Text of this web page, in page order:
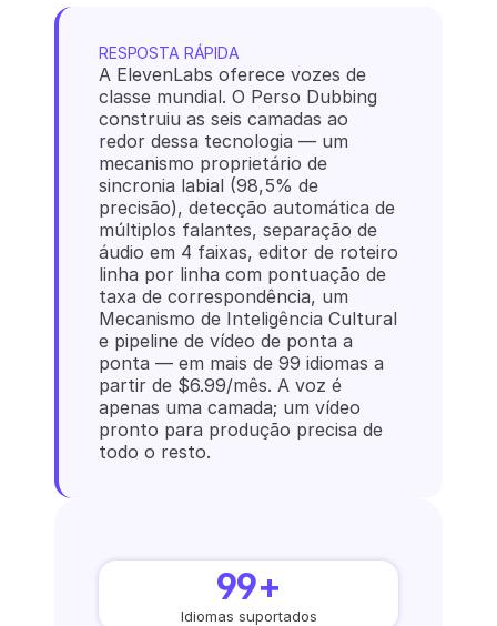
RESPOSTA RÁPIDA
A ElevenLabs oferece vozes de
classe mundial. O Perso Dubbing
construiu as seis camadas ao
redor dessa tecnologia — um
mecanismo proprietário de
sincronia labial (98,5% de
precisão), detecção automática de
múltiplos falantes, separação de
áudio em 4 faixas, editor de roteiro
linha por linha com pontuação de
taxa de correspondência, um
Mecanismo de Inteligência Cultural
e pipeline de vídeo de ponta a
ponta — em mais de 99 idiomas a
partir de $6.99/mês. A voz é
apenas uma camada; um vídeo
pronto para produção precisa de
todo o resto.
99+
Idiomas suportados